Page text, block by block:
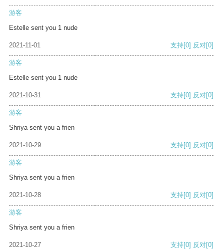
游客
Estelle sent you 1 nude
2021-11-01 支持[0] 反对[0]
游客
Estelle sent you 1 nude
2021-10-31 支持[0] 反对[0]
游客
Shriya sent you a frien
2021-10-29 支持[0] 反对[0]
游客
Shriya sent you a frien
2021-10-28 支持[0] 反对[0]
游客
Shriya sent you a frien
2021-10-27 支持[0] 反对[0]